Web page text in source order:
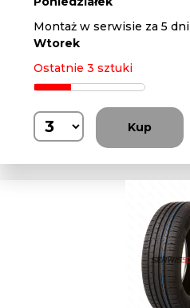
Montaż w serwisie za 5 dni
Wtorek
Ostatnie 3 sztuki
Kup